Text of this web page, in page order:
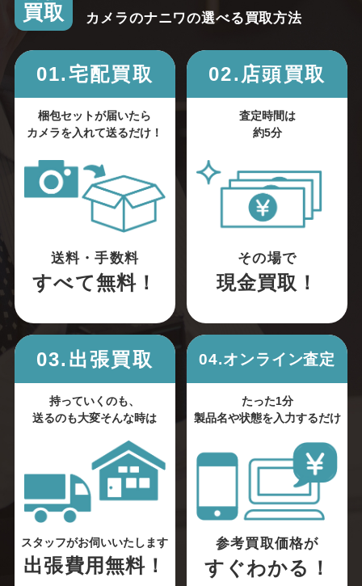
買取
カメラのナニワの選べる買取方法
01.宅配買取
梱包セットが届いたら
カメラを入れて送るだけ！
送料・手数料
すべて無料！
02.店頭買取
査定時間は
約5分
その場で
現金買取！
03.出張買取
持っていくのも、
送るのも大変そんな時は
スタッフがお伺いいたします
出張費用無料！
04.オンライン査定
たった1分
製品名や状態を入力するだけ
参考買取価格が
すぐわかる！